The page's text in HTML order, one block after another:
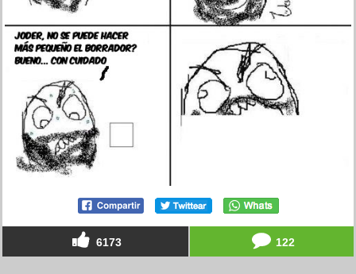
6173 122